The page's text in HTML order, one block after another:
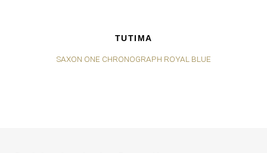
TUTIMA
SAXON ONE CHRONOGRAPH ROYAL BLUE